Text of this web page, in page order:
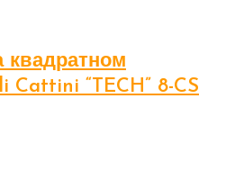
квадратном
“TECH” 8-CS